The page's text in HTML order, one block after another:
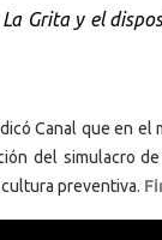
Grita y el
Canal que en
del simulacro
preventiva.